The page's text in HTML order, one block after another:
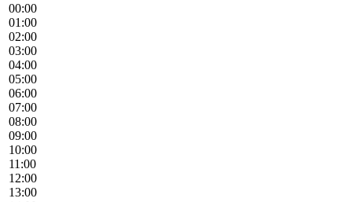
00:00
01:00
02:00
03:00
04:00
05:00
06:00
07:00
08:00
09:00
10:00
11:00
12:00
13:00